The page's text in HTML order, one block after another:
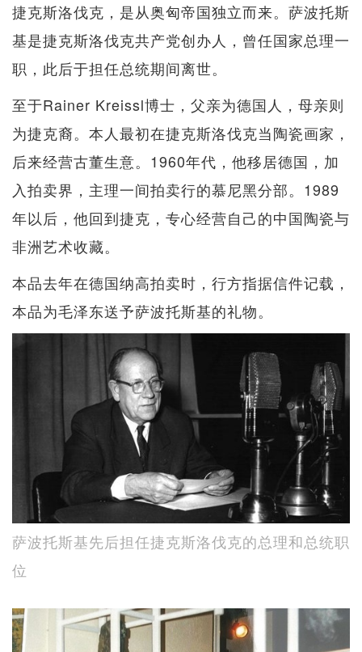
捷克斯洛伐克，是从奥匈帝国独立而来。萨波托斯
基是捷克斯洛伐克共产党创办人，曾任国家总理一
职，此后于担任总统期间离世。
至于Rainer Kreissl博士，父亲为德国人，母亲则
为捷克裔。本人最初在捷克斯洛伐克当陶瓷画家，
后来经营古董生意。1960年代，他移居德国，加
入拍卖界，主理一间拍卖行的慕尼黑分部。1989
年以后，他回到捷克，专心经营自己的中国陶瓷与
非洲艺术收藏。
本品去年在德国纳高拍卖时，行方指据信件记载，
本品为毛泽东送予萨波托斯基的礼物。
萨波托斯基先后担任捷克斯洛伐克的总理和总统职
位